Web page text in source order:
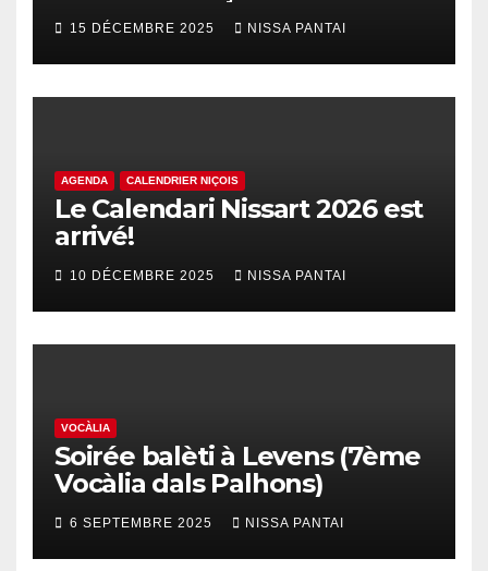
15 DÉCEMBRE 2025 NISSA PANTAI
AGENDA CALENDRIER NIÇOIS
Le Calendari Nissart 2026 est
arrivé!
10 DÉCEMBRE 2025 NISSA PANTAI
VOCÀLIA
Soirée balèti à Levens (7ème
Vocàlia dals Palhons)
6 SEPTEMBRE 2025 NISSA PANTAI